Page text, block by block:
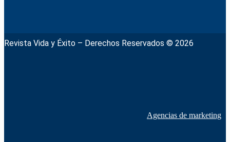
Revista Vida y Éxito – Derechos Reservados © 2026
Agencias de marketing